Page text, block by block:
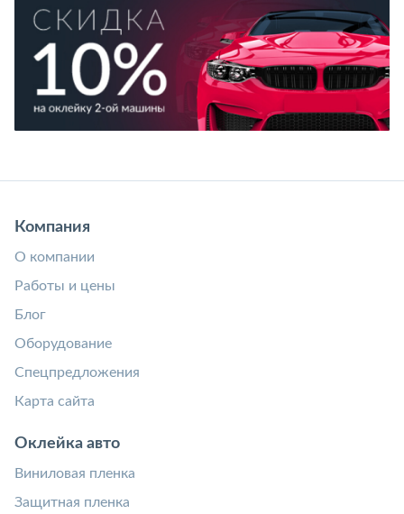
Компания
О компании
Работы и цены
Блог
Оборудование
Спецпредложения
Карта сайта
Оклейка авто
Виниловая пленка
Защитная пленка